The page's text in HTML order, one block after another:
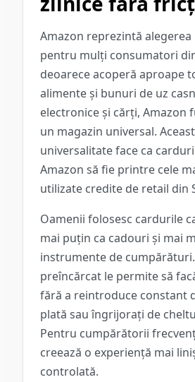
Amazon reprezintă
pentru mulți consumatori
deoarece acoperă aproape
alimente și bunuri de uz
electronice și cărți, Amazon
un magazin universal.
universalitate face ca
Amazon să fie printre cele
utilizate credite de retail din
Oamenii folosesc cardurile
mai puțin ca cadouri și mai
instrumente de
preîncărcat le permite să
fără a reintroduce constant
plată sau îngrijorați de
Pentru cumpărătorii
creează o experiență mai
controlată.